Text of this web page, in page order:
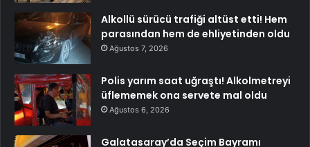
Alkollü sürücü trafiği altüst etti! Hem
parasından hem de ehliyetinden oldu
Ağustos 7, 2026
Polis yarım saat uğraştı! Alkolmetreyi
üflememek ona servete mal oldu
Ağustos 6, 2026
Galatasaray’da Seçim Bayramı